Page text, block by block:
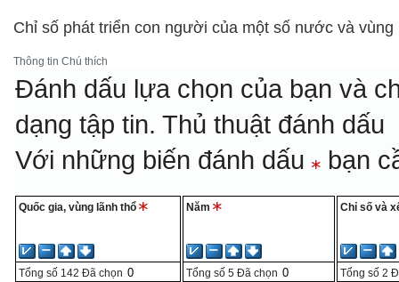
Chỉ số phát triển con người của một số nước và vùng
Thông tin Chú thích
Đánh dấu lựa chọn của bạn và
dạng tập tin.Thủ thuật đánh dấu
Với những biến đánh dấu bạn
Quốc gia, vùng lãnh thổ
Tổng số 142 Đã chọn
Năm
Tổng số 5 Đã chọn
Chỉ số và
Tổng số 2